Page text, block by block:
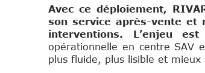
Avec ce déploiement,
son service après-vente et
interventions. L’enjeu
opérationnelle en centre SAV
plus fluide, plus lisible et mieux